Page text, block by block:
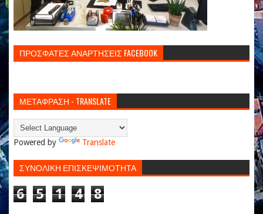
ΠΡΟΣΦΑΤΕΣ ΑΝΑΡΤΗΣΕΙΣ FACEBOOK
ΜΕΤΑΦΡΑΣΗ - TRANSLATE
Powered by Translate
ΣΥΝΟΛΙΚΗ ΕΠΙΣΚΕΨΙΜΟΤΗΤΑ
6 5 1 4 8